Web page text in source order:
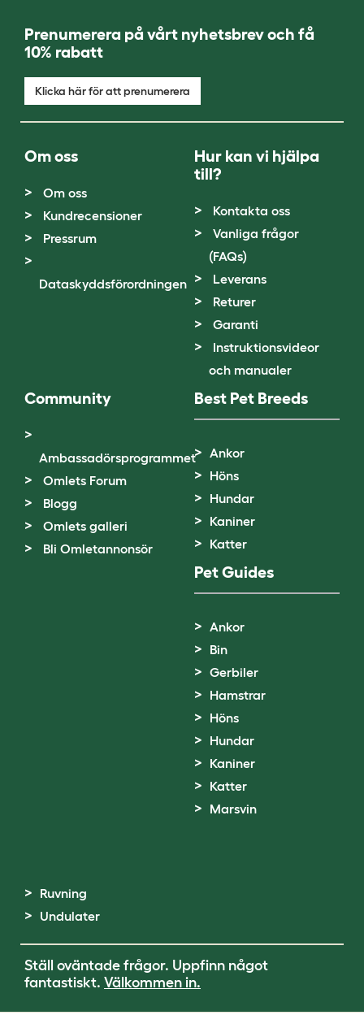
Prenumerera på vårt nyhetsbrev och få
10% rabatt
Klicka här för att prenumerera
Om oss
Om oss
Kundrecensioner
Pressrum
Dataskyddsförordningen
Hur kan vi hjälpa
till?
Kontakta oss
Vanliga frågor
(FAQs)
Leverans
Returer
Garanti
Instruktionsvideor
och manualer
Community
Ambassadörsprogrammet
Omlets Forum
Blogg
Omlets galleri
Bli Omletannonsör
Best Pet Breeds
Ankor
Höns
Hundar
Kaniner
Katter
Pet Guides
Ankor
Bin
Gerbiler
Hamstrar
Höns
Hundar
Kaniner
Katter
Marsvin
Ruvning
Undulater
Ställ oväntade frågor. Uppfinn något
fantastiskt. Välkommen in.